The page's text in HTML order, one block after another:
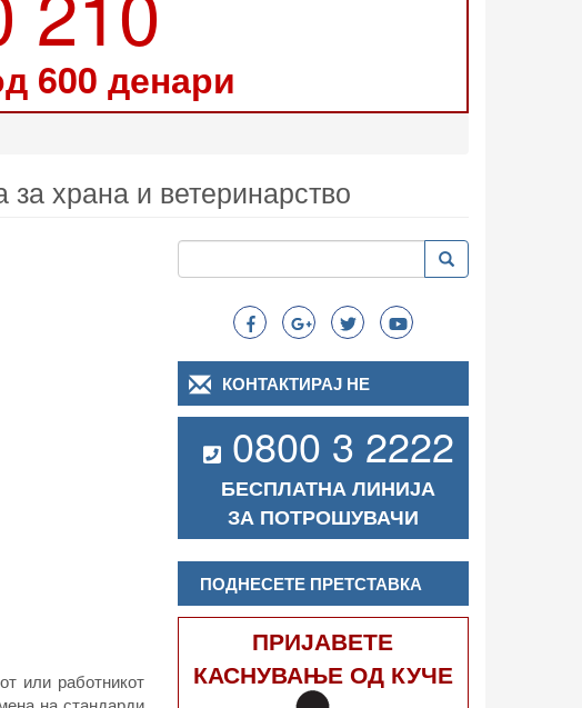
600 денари
храна и ветеринарство
или работникот
Search
Пребарување Пребарување
КОНТАКТИРАЈ НЕ
0800 3 2222
БЕСПЛАТНА ЛИНИЈА
ЗА ПОТРОШУВАЧИ
ПОДНЕСЕТЕ ПРЕТСТАВКА
ПРИЈАВЕТЕ
КАСНУВАЊЕ ОД КУЧЕ